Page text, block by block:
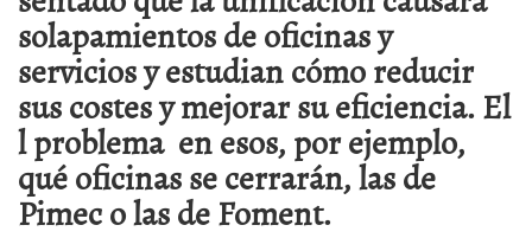
solapamientos de oficinas y
servicios y estudian cómo reducir
sus costes y mejorar su eficiencia. El
l problema en esos, por ejemplo,
qué oficinas se cerrarán, las de
Pimec o las de Foment.